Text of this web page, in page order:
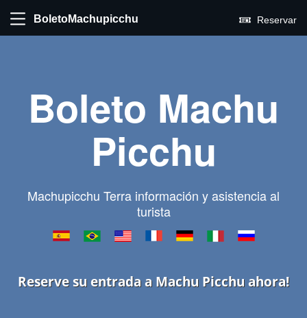
BoletoMachupicchu Reservar
Boleto Machu
Picchu
Machupicchu Terra información y asistencia al
turista
Reserve su entrada a Machu Picchu ahora!